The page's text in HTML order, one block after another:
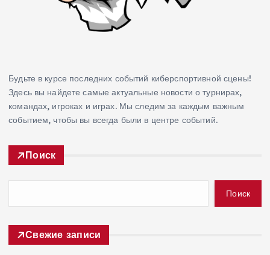
Будьте в курсе последних событий киберспортивной сцены!
Здесь вы найдете самые актуальные новости о турнирах,
командах, игроках и играх. Мы следим за каждым важным
событием, чтобы вы всегда были в центре событий.
Поиск
Поиск
Свежие записи